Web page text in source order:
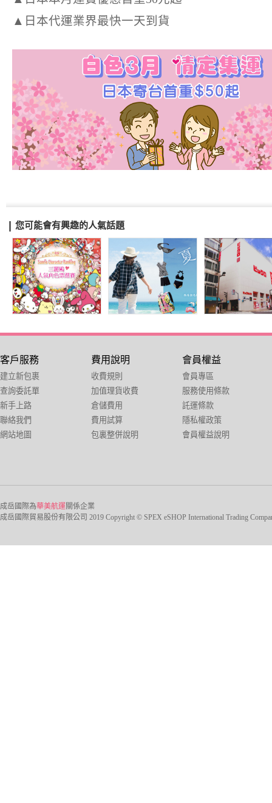
▲日本代運業界最快一天到貨
您可能會有興趣的人氣話題
客戶服務
建立新包裹
查詢委託單
新手上路
聯絡我們
網站地圖
費用說明
收費規則
加值理貨收費
倉儲費用
費用試算
包裏整併說明
會員權益
會員專區
服務使用條款
託運條款
隱私權政策
會員權益說明
成岳國際為華美航運關係企業
成岳國際貿易股份有限公司 2019 Copyright © SPEX eSHOP International Trading